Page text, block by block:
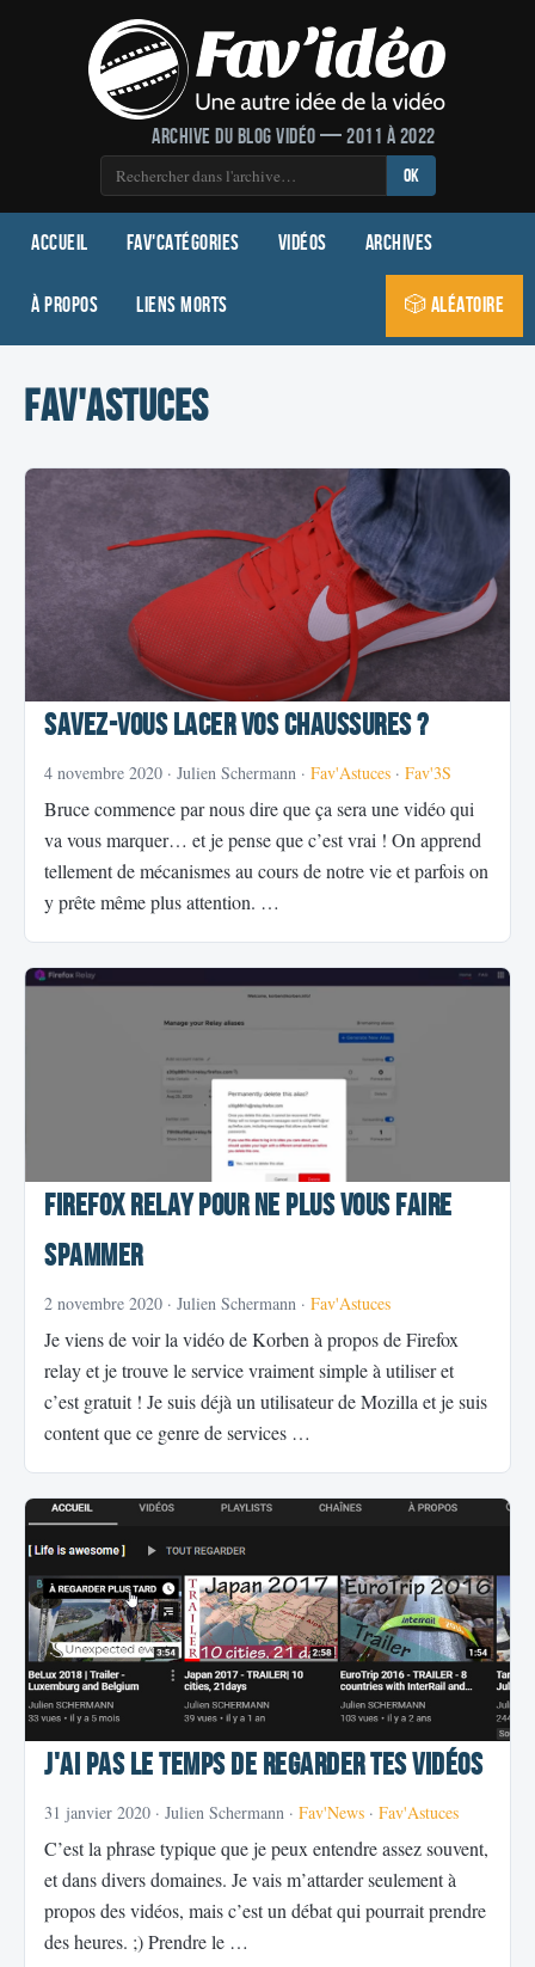
Archive du blog vidéo — 2011 à 2022
OK
Accueil Fav'Catégories Vidéos Archives
À propos Liens morts 🎲 Aléatoire
Fav'Astuces
Savez-vous lacer vos chaussures ?
4 novembre 2020 · Julien Schermann · Fav'Astuces · Fav'3S
Bruce commence par nous dire que ça sera une vidéo qui
va vous marquer… et je pense que c’est vrai ! On apprend
tellement de mécanismes au cours de notre vie et parfois on
y prête même plus attention. …
Firefox Relay pour ne plus vous faire
spammer
2 novembre 2020 · Julien Schermann · Fav'Astuces
Je viens de voir la vidéo de Korben à propos de Firefox
relay et je trouve le service vraiment simple à utiliser et
c’est gratuit ! Je suis déjà un utilisateur de Mozilla et je suis
content que ce genre de services …
J'ai pas le temps de regarder tes vidéos
31 janvier 2020 · Julien Schermann · Fav'News · Fav'Astuces
C’est la phrase typique que je peux entendre assez souvent,
et dans divers domaines. Je vais m’attarder seulement à
propos des vidéos, mais c’est un débat qui pourrait prendre
des heures. ;) Prendre le …